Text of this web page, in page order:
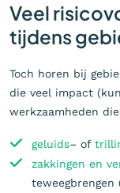
Veel
tijdens
Toch horen bij
die veel impact
werkzaamheden
geluids– of
zakkingen en